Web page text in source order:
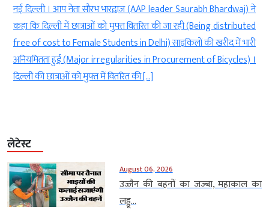
नई दिल्ली । आप नेता सौरभ भारद्वाज (AAP leader Saurabh Bhardwaj) ने
कहा कि दिल्ली में छात्राओं को मुफ्त वितरित की जा रही (Being distributed
free of cost to Female Students in Delhi) साइकिलों की खरीद में भारी
अनियमितता हुई (Major irregularities in Procurement of Bicycles) ।
दिल्ली की छात्राओं को मुफ्त में वितरित की […]
लेटेस्ट
August 06, 2026
उज्जैन की बहनों का जज्बा, महाकाल का
लड्डू...